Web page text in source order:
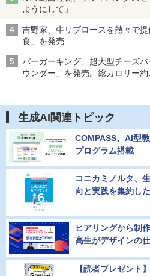
ようにして」
吉野家、牛リブロースを熱々で
食」を発売
バーガーキング、超大型チーズ
ウンダー」を発売。総カロリー
生成AI関連トピック
COMPASS、AI型
プログラム搭載
コニカミノルタ、
向と実践を集約し
ヒアリングから制
高生がデザインの
【読者プレゼント